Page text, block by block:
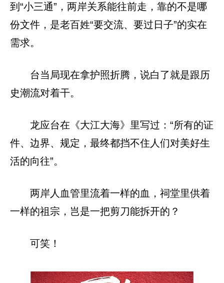
到“小三通”，两岸关系能往前走，靠的不是哪
份文件，是老百姓“要交流、要过日子”的实在
需求。
台当局现在拿护照折腾，说白了就是跟历
史潮流对着干。
龙应台在《大江大海》里写过：“所有的证
件、边界、规定，最终都挡不住人们对美好生
活的向往”。
两岸人血管里流着一样的血，祠堂里供着
一样的祖宗，岂是一把剪刀能拆开的？
可笑！